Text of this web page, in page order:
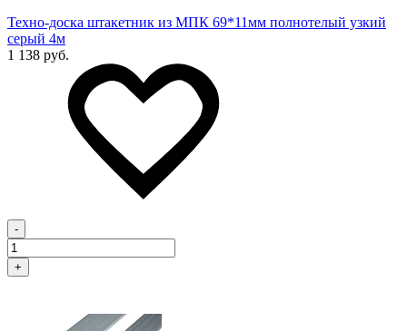
Техно-доска штакетник из МПК 69*11мм полнотелый узкий
серый 4м
1 138 руб.
-
+